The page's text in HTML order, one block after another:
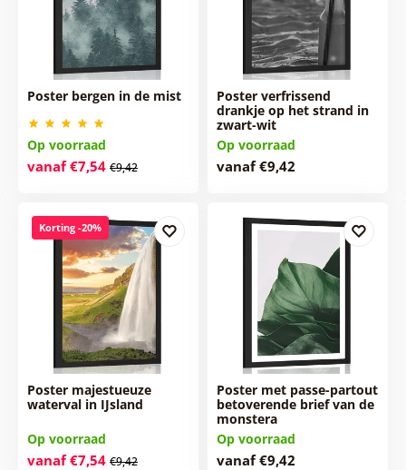
Poster bergen in de mist
Op voorraad
vanaf €7,54 €9,42
Poster verfrissend
drankje op het strand in
zwart-wit
Op voorraad
vanaf €9,42
Korting -20%
Poster majestueuze
waterval in IJsland
Op voorraad
vanaf €7,54 €9,42
Poster met passe-partout
betoverende brief van de
monstera
Op voorraad
vanaf €9,42